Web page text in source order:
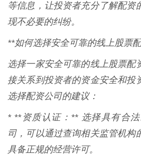
等信息，让投资者充分了解配资
现不必要的纠纷。
**如何选择安全可靠的线上股票
选择一家安全可靠的线上股票配
接关系到投资者的资金安全和投
选择配资公司的建议：
* **资质认证：** 选择具有合
司，可以通过查询相关监管机构
具备正规的经营许可。